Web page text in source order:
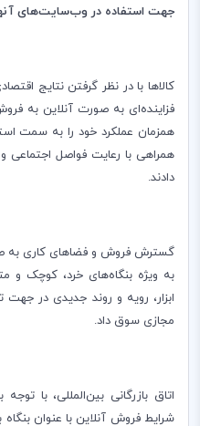
جهت استفاده در وبسایت‌های
فزایندهای به صورت آنلاین به
همزمان عملکرد خود را به سمت
همراهی با رعایت فواصل
دادند.
گسترش فروش ‌و فضاهای کاری به
به ویژه بنگاه‌های خرد، کوچک و
ابزار، رویه و روند جدیدی در
مجازی سوق داد.
‌اتاق بازرگانی بین‌المللی، با